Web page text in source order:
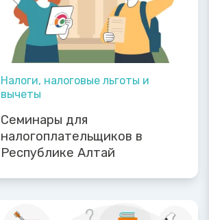
Налоги, налоговые льготы и
вычеты
Семинары для
налогоплательщиков в
Республике Алтай